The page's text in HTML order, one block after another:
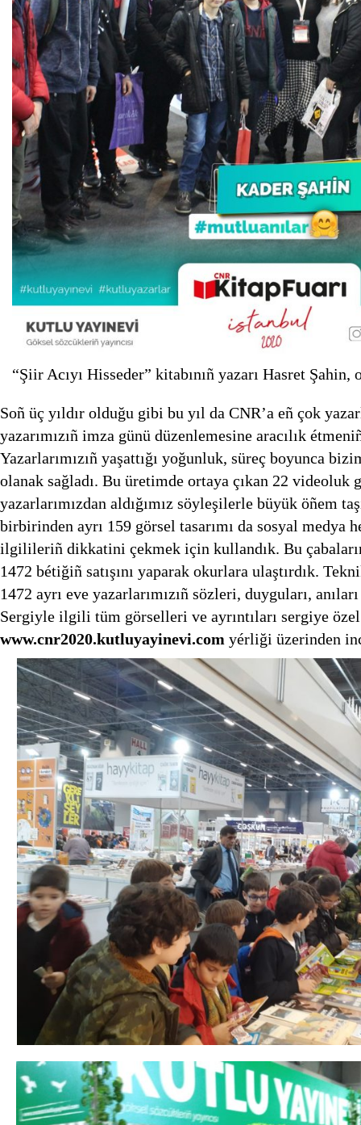
“Şiir Acıyı Hisseder” kitabınıñ yazarı Hasret
Soñ üç yıldır olduğu gibi bu yıl da CNR’a eñ çok
yazarımızıñ imza günü düzenlemesine aracılık
Yazarlarımızıñ yaşattığı yoğunluk, süreç boyunca
olanak sağladı. Bu üretimde ortaya çıkan 22 videoluk
yazarlarımızdan aldığımız söyleşilerle büyük öñem
birbirinden ayrı 159 görsel tasarımı da sosyal medya
ilgilileriñ dikkatini çekmek için kullandık. Bu
1472 bétiğiñ satışını yaparak okurlara ulaştırdık.
1472 ayrı eve yazarlarımızıñ sözleri, duyguları,
Sergiyle ilgili tüm görselleri ve ayrıntıları sergiye özel
www.cnr2020.kutluyayinevi.com yérliği üzerinden